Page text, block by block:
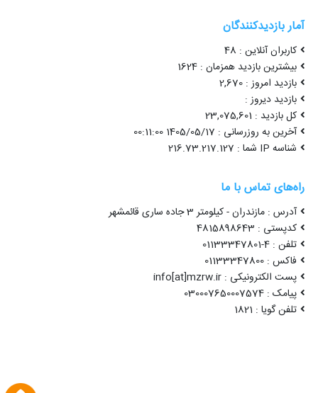
آمار بازدیدکنندگان
کاربران آنلاین : 48
بیشترین بازدید همزمان : 1624
بازدید امروز : 2,670
بازدید دیروز :
کل بازدید : 23,075,601
آخرین به روزرسانی : 1405/05/17 00:11:00
شناسه IP شما : 216.73.217.127
راه‌های تماس با ما
آدرس : مازندران - کیلومتر 3 جاده ساری قائمشهر
کدپستی : 4815898643
تلفن : 4-01133347801
فاکس : 01133347800
پست الکترونیکی : info[at]mzrw.ir
پیامک : 030007650007574
تلفن گویا : 1821